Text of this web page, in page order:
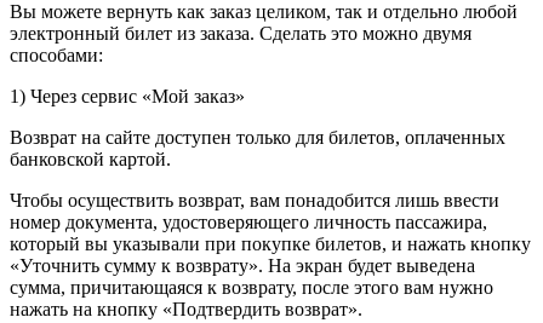
Вы можете вернуть как заказ целиком, так и отдельно любой
электронный билет из заказа. Сделать это можно двумя
способами:
1) Через сервис «Мой заказ»
Возврат на сайте доступен только для билетов, оплаченных
банковской картой.
Чтобы осуществить возврат, вам понадобится лишь ввести
номер документа, удостоверяющего личность пассажира,
который вы указывали при покупке билетов, и нажать кнопку
«Уточнить сумму к возврату». На экран будет выведена
сумма, причитающаяся к возврату, после этого вам нужно
нажать на кнопку «Подтвердить возврат».